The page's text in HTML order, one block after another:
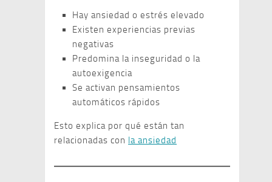
Hay ansiedad o estrés elevado
Existen experiencias previas
negativas
Predomina la inseguridad o la
autoexigencia
Se activan pensamientos
automáticos rápidos
Esto explica por qué están tan
relacionadas con la ansiedad